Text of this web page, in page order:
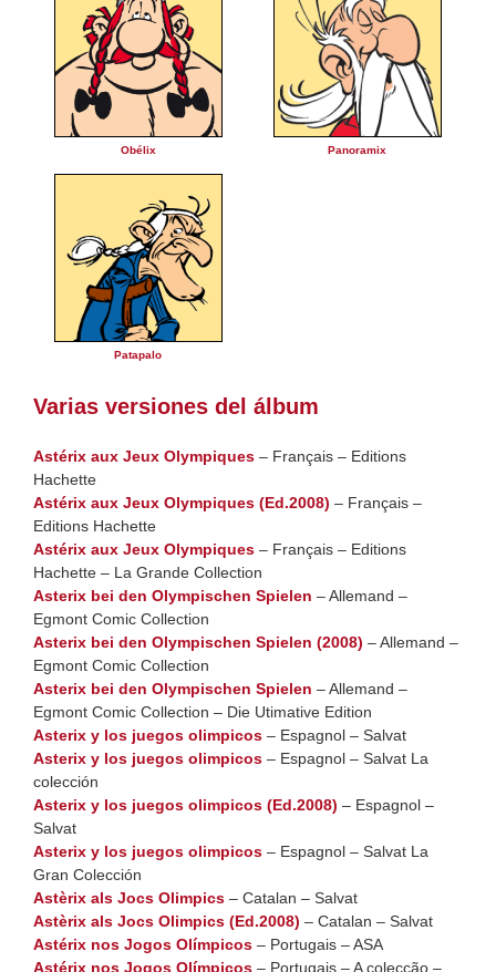
Obélix Panoramix
Patapalo
Varias versiones del álbum
Astérix aux Jeux Olympiques – Français – Editions
Hachette
Astérix aux Jeux Olympiques (Ed.2008) – Français –
Editions Hachette
Astérix aux Jeux Olympiques – Français – Editions
Hachette – La Grande Collection
Asterix bei den Olympischen Spielen – Allemand –
Egmont Comic Collection
Asterix bei den Olympischen Spielen (2008) – Allemand –
Egmont Comic Collection
Asterix bei den Olympischen Spielen – Allemand –
Egmont Comic Collection – Die Utimative Edition
Asterix y los juegos olimpicos – Espagnol – Salvat
Asterix y los juegos olimpicos – Espagnol – Salvat La
colección
Asterix y los juegos olimpicos (Ed.2008) – Espagnol –
Salvat
Asterix y los juegos olimpicos – Espagnol – Salvat La
Gran Colección
Astèrix als Jocs Olimpics – Catalan – Salvat
Astèrix als Jocs Olimpics (Ed.2008) – Catalan – Salvat
Astérix nos Jogos Olímpicos – Portugais – ASA
Astérix nos Jogos Olímpicos – Portugais – A colecção –